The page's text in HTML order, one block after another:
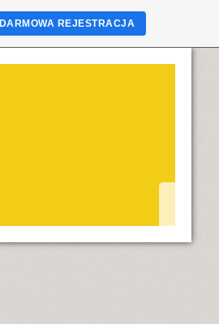
DARMOWA REJESTRACJA